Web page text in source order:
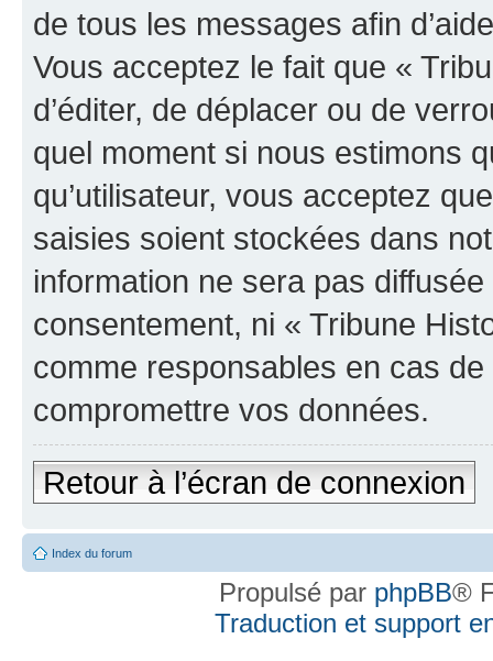
de tous les messages afin
Vous acceptez le fait que «
d’éditer, de déplacer ou de
quel moment si nous estimons
qu’utilisateur, vous acceptez
saisies soient stockées dans
information ne sera pas
consentement, ni « Tribune
comme responsables en cas
compromettre vos données.
Retour à l’écran de connexion
Index du forum
Propulsé par phpBB®
Traduction et support